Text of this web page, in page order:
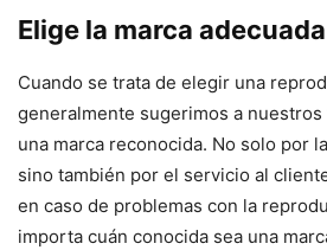
Elige la marca adecuada
Cuando se trata de elegir una
generalmente sugerimos a
una marca reconocida. No solo por
sino también por el servicio al
en caso de problemas con la
importa cuán conocida sea una